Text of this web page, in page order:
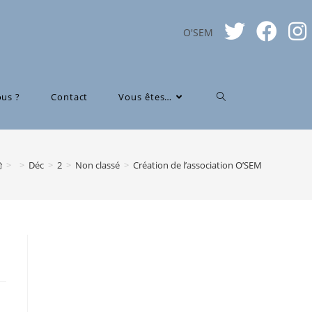
O'SEM
? Contact Vous êtes…
> > Déc > 2 > Non classé > Création de l’association O’SEM